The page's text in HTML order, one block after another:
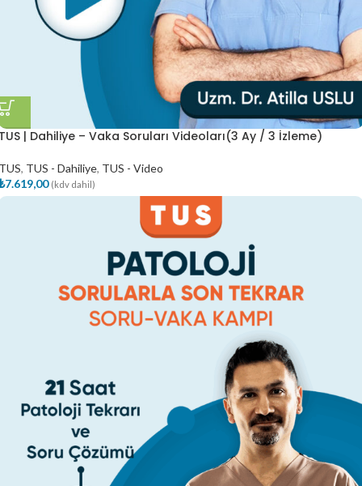
| Dahiliye – Vaka Soruları Videoları(3 Ay / 3 İzleme)
, TUS - Dahiliye, TUS - Video
7.619,00 (kdv dahil)